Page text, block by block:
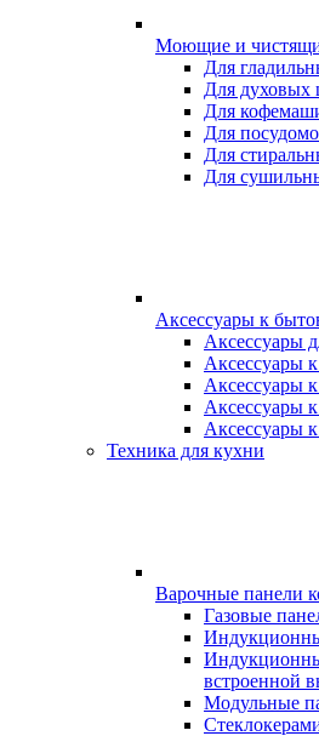
Моющие и
Для
Для духовых
Для
Для
Для
Для
Аксессуары к
Аксессуары
Аксессуары
Аксессуары
Аксессуары
Аксессуары
Техника для кухни
Варочные панели
Газовые
встроенной
Модульные